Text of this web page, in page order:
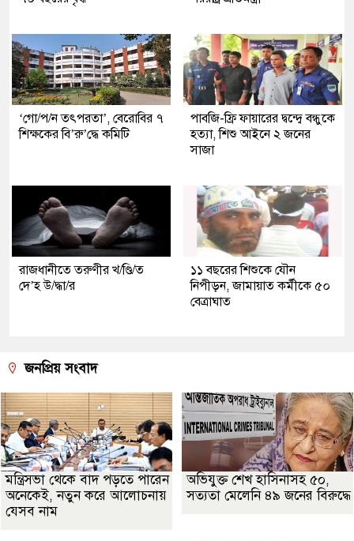
‘গো/প/ন তৎপরতা’, বেরোবির ৭
শিক্ষকের বি’রু’দ্ধে কমিটি
পাবজি-ফ্রি ফায়ারের দ্বন্দ্বে বন্ধুকে
হত্যা, শিশু আইনে ২ জনের
সাজা
রাজধানীতে তরুণীর খ/ণ্ডি/ত
দে’হ উ/দ্ধা/র
১১ বছরের শিশুকে যৌন
নিপীড়ন, জামায়াত কর্মীকে ৫০
বেত্রাঘাত
জনপ্রিয় সংবাদ
মন্ত্রিসভা থেকে বাদ পড়তে পারেন
অনেকেই, নতুন করে আলোচনায়
যেসব নাম
অভিযুক্ত শেখ হাসিনাসহ ৫০,
সত্যতা মেলেনি ৪৯ জনের বিরুদ্ধে